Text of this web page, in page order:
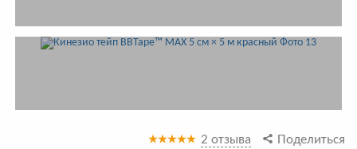
2 отзыва Поделиться